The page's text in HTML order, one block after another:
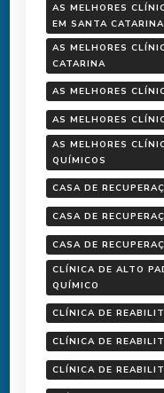
AS MELHORES
EM SANTA
AS MELHORES
CATARINA
AS MELHORES
AS MELHORES
AS MELHORES
QUÍMICOS
CASA DE
CASA DE
CASA DE
CLÍNICA DE ALTO
QUÍMICO
CLÍNICA DE
CLÍNICA DE
CLÍNICA DE